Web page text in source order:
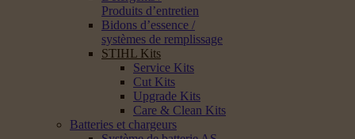
Produits d’entretien
Bidons d’essence /
systèmes de remplissage
STIHL Kits
Service Kits
Cut Kits
Upgrade Kits
Care & Clean Kits
Batteries et chargeurs